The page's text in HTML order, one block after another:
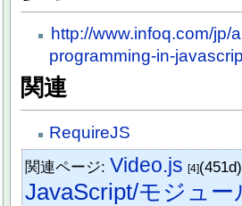
http://www.infoq.com/
programming-in-
関連
RequireJS
関連ページ: Video.js [4]
JavaScript/モジュー